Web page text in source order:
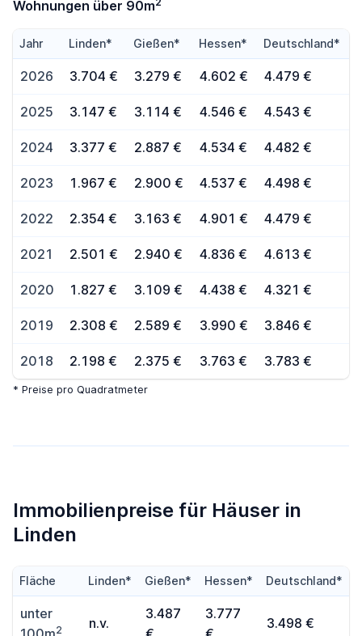
Wohnungen über 90m
Jahr Linden* Gießen* Hessen* Deutschland*
2026 3.704 € 3.279 € 4.602 € 4.479 €
2025 3.147 € 3.114 € 4.546 € 4.543 €
2024 3.377 € 2.887 € 4.534 € 4.482 €
2023 1.967 € 2.900 € 4.537 € 4.498 €
2022 2.354 € 3.163 € 4.901 € 4.479 €
2021 2.501 € 2.940 € 4.836 € 4.613 €
2020 1.827 € 3.109 € 4.438 € 4.321 €
2019 2.308 € 2.589 € 3.990 € 3.846 €
2018 2.198 € 2.375 € 3.763 € 3.783 €
* Preise pro Quadratmeter
Immobilienpreise für Häuser in
Linden
Fläche Linden* Gießen* Hessen* Deutschland*
unter
2 n.v.
3.487
3.777
3.498 €